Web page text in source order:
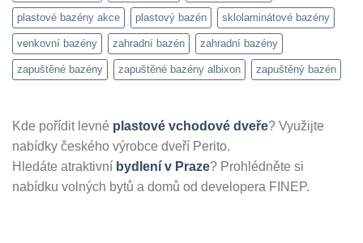
plastové bazény akce plastový bazén sklolaminátové bazény
venkovní bazény zahradní bazén zahradní bazény
zapuštěné bazény zapuštěné bazény albixon zapuštěný bazén
Kde pořídit levné plastové vchodové dveře? Využijte
nabídky českého výrobce dveří Perito.
Hledáte atraktivní bydlení v Praze? Prohlédněte si
nabídku volných bytů a domů od developera FINEP.